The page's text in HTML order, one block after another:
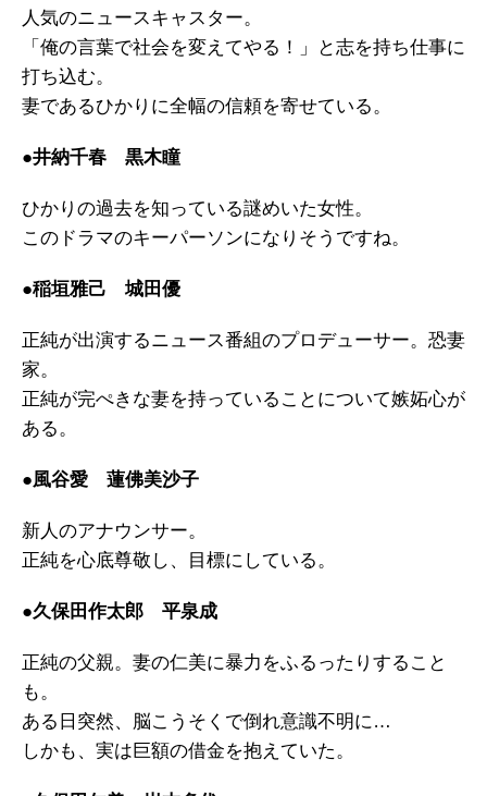
人気のニュースキャスター。
「俺の言葉で社会を変えてやる！」と志を持ち仕事に
打ち込む。
妻であるひかりに全幅の信頼を寄せている。
●井納千春 黒木瞳
ひかりの過去を知っている謎めいた女性。
このドラマのキーパーソンになりそうですね。
●稲垣雅己 城田優
正純が出演するニュース番組のプロデューサー。恐妻
家。
正純が完ぺきな妻を持っていることについて嫉妬心が
ある。
●風谷愛 蓮佛美沙子
新人のアナウンサー。
正純を心底尊敬し、目標にしている。
●久保田作太郎 平泉成
正純の父親。妻の仁美に暴力をふるったりすること
も。
ある日突然、脳こうそくで倒れ意識不明に…
しかも、実は巨額の借金を抱えていた。